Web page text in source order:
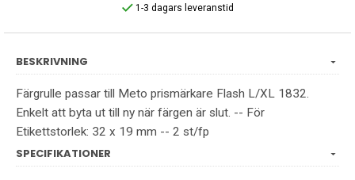
1-3 dagars leveranstid
BESKRIVNING
Färgrulle passar till Meto prismärkare Flash L/XL 1832.
Enkelt att byta ut till ny när färgen är slut. -- För
Etikettstorlek: 32 x 19 mm -- 2 st/fp
SPECIFIKATIONER